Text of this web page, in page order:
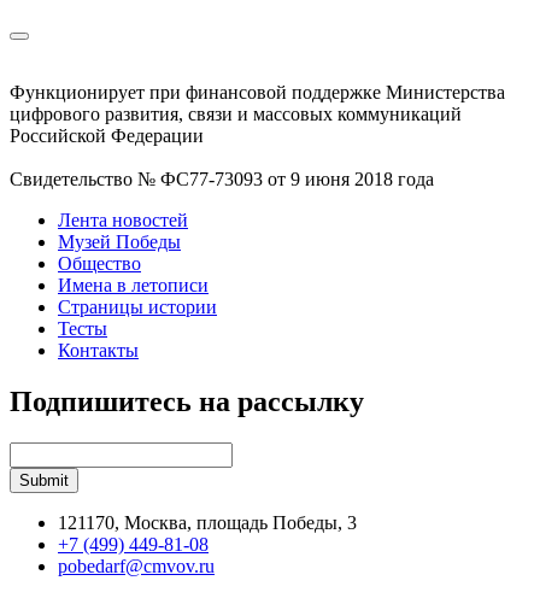
Функционирует при финансовой поддержке Министерства
цифрового развития, связи и массовых коммуникаций
Российской Федерации
Свидетельство № ФС77-73093 от 9 июня 2018 года
Лента новостей
Музей Победы
Общество
Имена в летописи
Страницы истории
Тесты
Контакты
Подпишитесь на рассылку
121170, Москва, площадь Победы, 3
+7 (499) 449-81-08
pobedarf@cmvov.ru